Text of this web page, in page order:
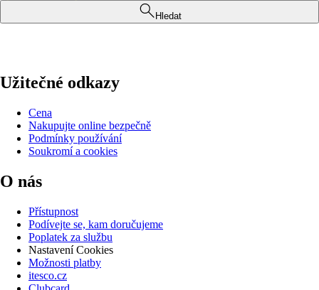
Hledat
Užitečné odkazy
Cena
Nakupujte online bezpečně
Podmínky používání
Soukromí a cookies
O nás
Přístupnost
Podívejte se, kam doručujeme
Poplatek za službu
Nastavení Cookies
Možnosti platby
itesco.cz